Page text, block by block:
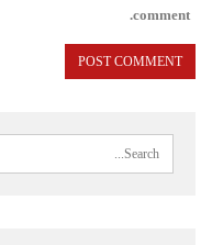
comment.